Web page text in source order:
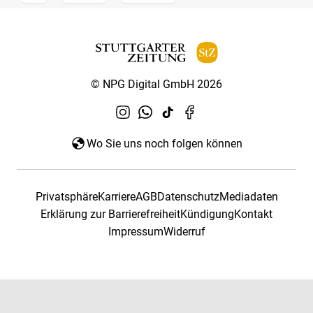
© NPG Digital GmbH 2026
Wo Sie uns noch folgen können
PrivatsphäreKarriereAGBDatenschutzMediadaten
Erklärung zur BarrierefreiheitKündigungKontakt
ImpressumWiderruf